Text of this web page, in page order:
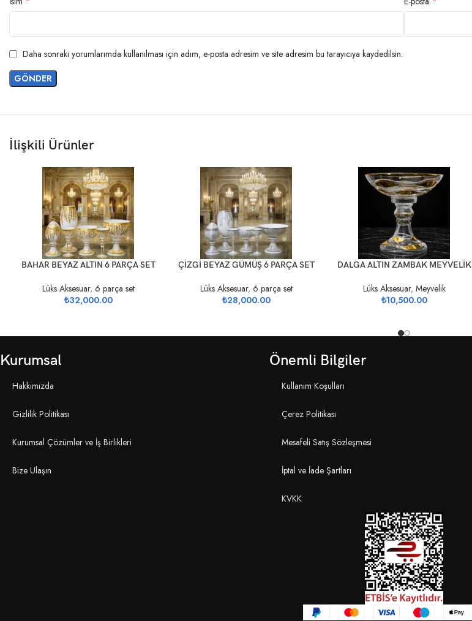
Daha sonraki yorumlarımda kullanılması için adım, e-posta adresim ve site adresim bu tarayıcıya kaydedilsin.
İlişkili Ürünler
SEPETE EKLE
BAHAR BEYAZ ALTIN 6 PARÇA SET
Lüks Aksesuar, 6 parça set
₺32,000.00
SEPETE EKLE
ÇİZGİ BEYAZ GÜMÜŞ 6 PARÇA SET
Lüks Aksesuar, 6 parça set
₺28,000.00
SEPETE EKLE
DALGA ALTIN ZAMBAK MEYVELİK
Lüks Aksesuar, Meyvelik
₺10,500.00
Kurumsal Önemli Bilgiler
Hakkımızda
Gizlilik Politikası
Kurumsal Çözümler ve İş Birlikleri
Bize Ulaşın
Kullanım Koşulları
Çerez Politikası
Mesafeli Satış Sözleşmesi
İptal ve İade Şartları
KVKK